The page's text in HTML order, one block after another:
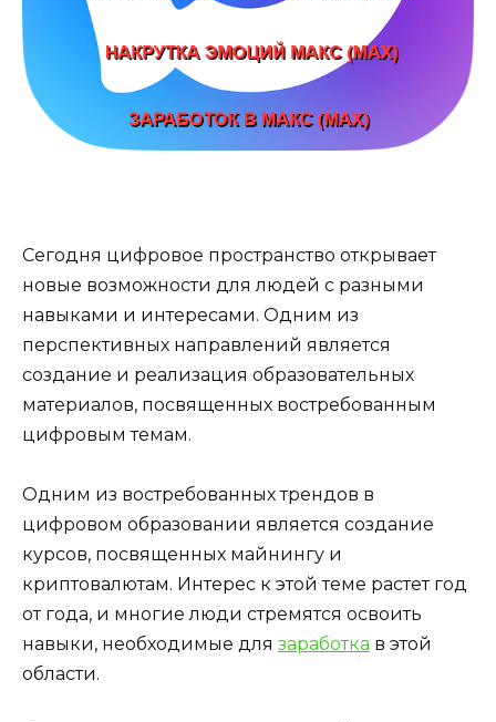
Сегодня цифровое пространство открывает
новые возможности для людей с разными
навыками и интересами. Одним из
перспективных направлений является
создание и реализация образовательных
материалов, посвященных востребованным
цифровым темам.
Одним из востребованных трендов в
цифровом образовании является создание
курсов, посвященных майнингу и
криптовалютам. Интерес к этой теме растет год
от года, и многие люди стремятся освоить
навыки, необходимые для заработка в этой
области.